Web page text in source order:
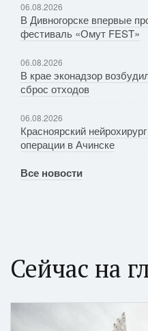
06.08.2026
В Дивногорске впервые
фестиваль «Омут FEST»
06.08.2026
В крае эконадзор
сброс отходов
06.08.2026
Красноярский
операции в Ачинске
Все новости
Сейчас на